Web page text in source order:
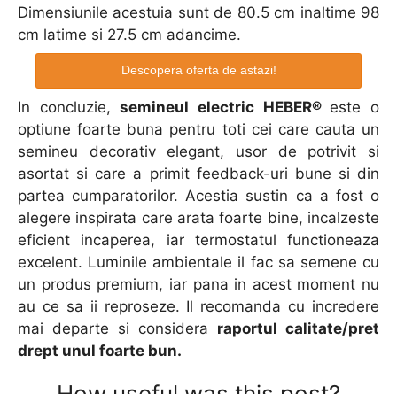
Dimensiunile acestuia sunt de 80.5 cm inaltime 98
cm latime si 27.5 cm adancime.
Descopera oferta de astazi!
In concluzie,semineul electric HEBER® este o
optiune foarte buna pentru toti cei care cauta un
semineu decorativ elegant, usor de potrivit si
asortat si care a primit feedback-uri bune si din
partea cumparatorilor. Acestia sustin ca a fost o
alegere inspirata care arata foarte bine, incalzeste
eficient incaperea, iar termostatul functioneaza
excelent. Luminile ambientale il fac sa semene cu
un produs premium, iar pana in acest moment nu
au ce sa ii reproseze. Il recomanda cu incredere
mai departe si considera raportul calitate/pret
drept unul foarte bun.